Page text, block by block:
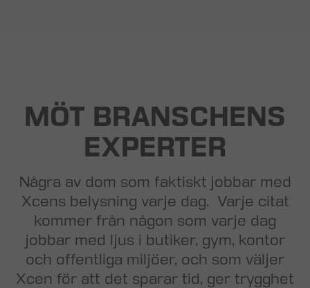
MÖT BRANSCHENS
EXPERTER
Några av dom som faktiskt jobbar med
Xcens belysning varje dag. Varje citat
kommer från någon som varje dag
jobbar med ljus i butiker, gym, kontor
och offentliga miljöer, och som väljer
Xcen för att det sparar tid, ger trygghet